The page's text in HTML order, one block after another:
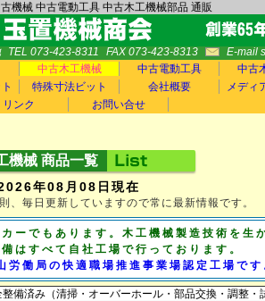
機械 中古電動工具 中古木工機械部品 通販
TEL 073-423-8311 FAX 073-423-8313
E-mail
中古木工機械 中古電動工具 中古
特殊寸法ビット 会社概要 メディ
リンク
お問い合せ
機械 商品一覧
年08月08日現在
、毎日更新していますので常に最新情報です。
ーでもあります。木工機械製造技術を生
はすべて自社工場で行っております。
労働局の快適職場推進事業場認定工場です
備済み（清掃・オーバーホール・部品交換・調整・